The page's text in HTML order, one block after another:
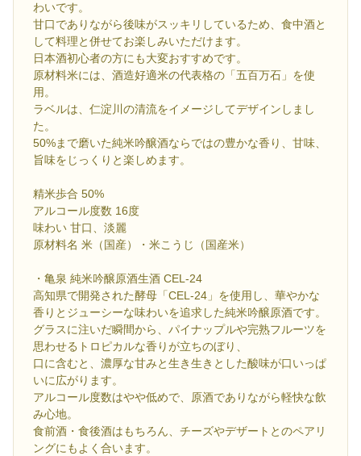
わいです。
甘口でありながら後味がスッキリしているため、食中酒と
して料理と併せてお楽しみいただけます。
日本酒初心者の方にも大変おすすめです。
原材料米には、酒造好適米の代表格の「五百万石」を使
用。
ラベルは、仁淀川の清流をイメージしてデザインしまし
た。
50%まで磨いた純米吟醸酒ならではの豊かな香り、甘味、
旨味をじっくりと楽しめます。
精米歩合 50%
アルコール度数 16度
味わい 甘口、淡麗
原材料名 米（国産）・米こうじ（国産米）
・亀泉 純米吟醸原酒生酒 CEL-24
高知県で開発された酵母「CEL-24」を使用し、華やかな
香りとジューシーな味わいを追求した純米吟醸原酒です。
グラスに注いだ瞬間から、パイナップルや完熟フルーツを
思わせるトロピカルな香りが立ちのぼり、
口に含むと、濃厚な甘みと生き生きとした酸味が口いっぱ
いに広がります。
アルコール度数はやや低めで、原酒でありながら軽快な飲
み心地。
食前酒・食後酒はもちろん、チーズやデザートとのペアリ
ングにもよく合います。